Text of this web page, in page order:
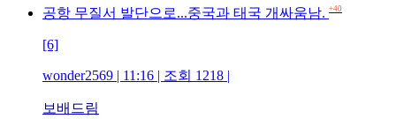
공항 무질서 발단으로...중국과 태국 개싸움남. +40
[6]
wonder2569 | 11:16 | 조회 1218 |
보배드림